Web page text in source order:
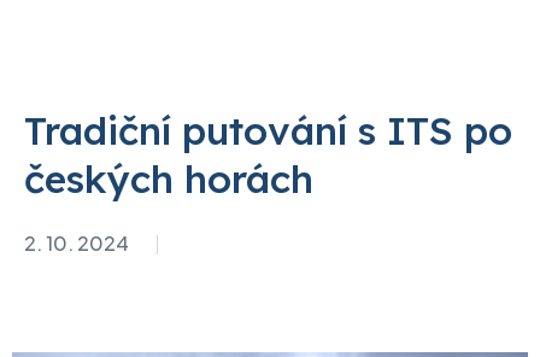
Tradiční putování s ITS po
českých horách
2. 10. 2024